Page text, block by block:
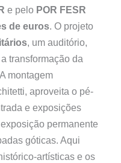
e pelo POR FESR
de euros. O projeto
, um auditório,
transformação da
montagem
aproveita o pé-
e exposições
permanente
góticas. Aqui
artísticas e os